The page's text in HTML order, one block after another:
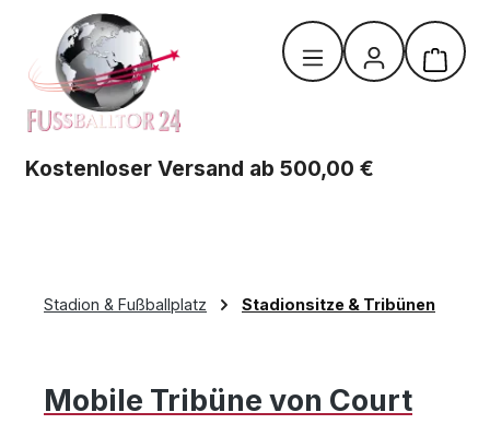
Zum Hauptinhalt springen
Kostenloser Versand ab 500,00 €
Stadion & Fußballplatz Stadionsitze & Tribünen
Mobile Tribüne von Court